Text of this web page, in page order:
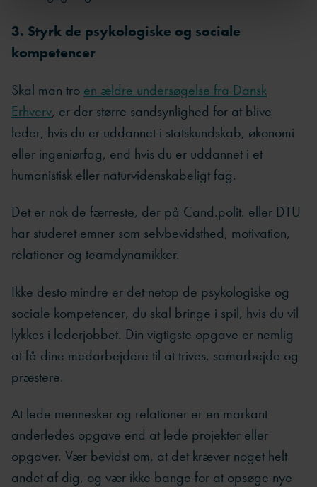
3. Styrk de psykologiske og sociale
kompetencer
Skal man tro en ældre undersøgelse fra Dansk
Erhverv, er der større sandsynlighed for at blive
leder, hvis du er uddannet i statskundskab, økonomi
eller ingeniørfag, end hvis du er uddannet i et
humanistisk eller naturvidenskabeligt fag.
Det er nok de færreste, der på Cand.polit. eller DTU
har studeret emner som selvbevidsthed, motivation,
relationer og teamdynamikker.
Ikke desto mindre er det netop de psykologiske og
sociale kompetencer, du skal bringe i spil, hvis du vil
lykkes i lederjobbet. Din vigtigste opgave er nemlig
at få dine medarbejdere til at trives, samarbejde og
præstere.
At lede mennesker og relationer er en markant
anderledes opgave end at lede projekter eller
opgaver. Vær bevidst om, at det kræver noget helt
andet af dig, og vær ikke bange for at opsøge nye